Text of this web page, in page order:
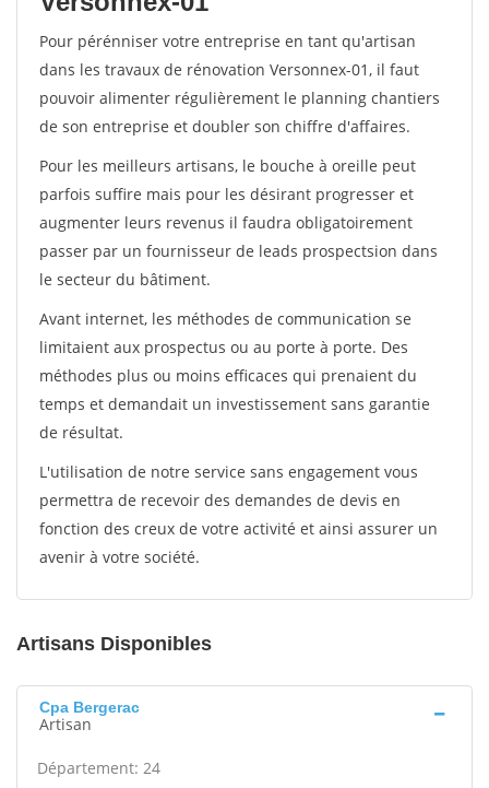
Pour pérénniser votre entreprise en tant qu'artisan
dans les travaux de rénovation Versonnex-01, il faut
pouvoir alimenter régulièrement le planning chantiers
de son entreprise et doubler son chiffre d'affaires.
Pour les meilleurs artisans, le bouche à oreille peut
parfois suffire mais pour les désirant progresser et
augmenter leurs revenus il faudra obligatoirement
passer par un fournisseur de leads prospectsion dans
le secteur du bâtiment.
Avant internet, les méthodes de communication se
limitaient aux prospectus ou au porte à porte. Des
méthodes plus ou moins efficaces qui prenaient du
temps et demandait un investissement sans garantie
de résultat.
L'utilisation de notre service sans engagement vous
permettra de recevoir des demandes de devis en
fonction des creux de votre activité et ainsi assurer un
avenir à votre société.
Artisans Disponibles
Cpa Bergerac
Artisan
Département: 24